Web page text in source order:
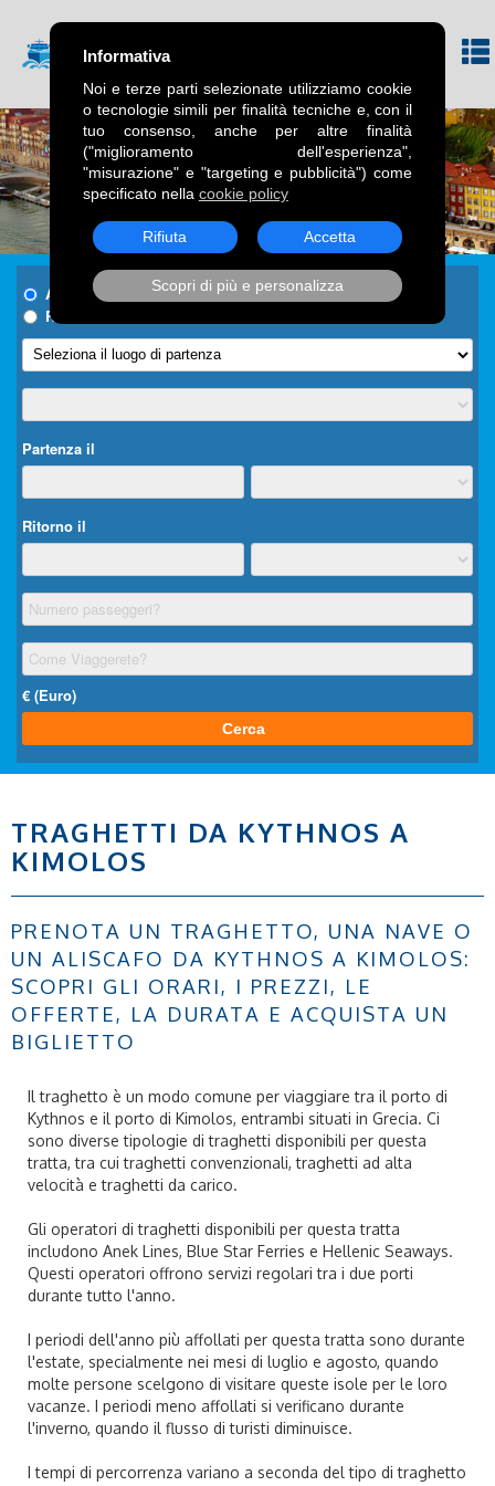
TRAGHETTI DA KYTHNOS A
KIMOLOS
PRENOTA UN TRAGHETTO, UNA NAVE O
UN ALISCAFO DA KYTHNOS A KIMOLOS:
SCOPRI GLI ORARI, I PREZZI, LE
OFFERTE, LA DURATA E ACQUISTA UN
BIGLIETTO
Il traghetto è un modo comune per viaggiare tra il porto di
Kythnos e il porto di Kimolos, entrambi situati in Grecia. Ci
sono diverse tipologie di traghetti disponibili per questa
tratta, tra cui traghetti convenzionali, traghetti ad alta
velocità e traghetti da carico.
Gli operatori di traghetti disponibili per questa tratta
includono Anek Lines, Blue Star Ferries e Hellenic Seaways.
Questi operatori offrono servizi regolari tra i due porti
durante tutto l'anno.
I periodi dell'anno più affollati per questa tratta sono durante
l'estate, specialmente nei mesi di luglio e agosto, quando
molte persone scelgono di visitare queste isole per le loro
vacanze. I periodi meno affollati si verificano durante
l'inverno, quando il flusso di turisti diminuisce.
I tempi di percorrenza variano a seconda del tipo di traghetto
Informativa
Noi e terze parti selezionate utilizziamo cookie
o tecnologie simili per finalità tecniche e, con il
tuo consenso, anche per altre finalità
("miglioramento dell'esperienza",
"misurazione" e "targeting e pubblicità") come
specificato nella cookie policy
Rifiuta Accetta
Scopri di più e personalizza